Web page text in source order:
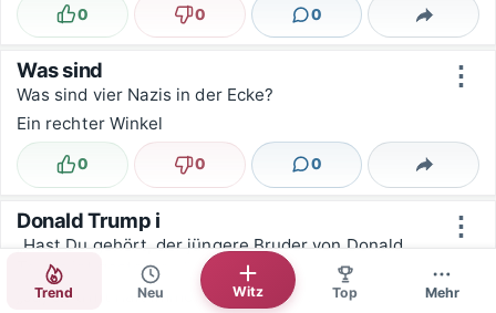
Trend Neu Witz Top Mehr
Lustig
0 Nicht lustig
0 0
Kommentare Teilen
⋮
Was sind
Was sind vier Nazis in der Ecke?
Ein rechter Winkel
Lustig
0 Nicht lustig
0 0
Kommentare Teilen
⋮
Donald Trump i
„Hast Du gehört, der jüngere Bruder von Donald
Trump ist gestorben.“
„Ja, es trifft halt immer die Falschen.“